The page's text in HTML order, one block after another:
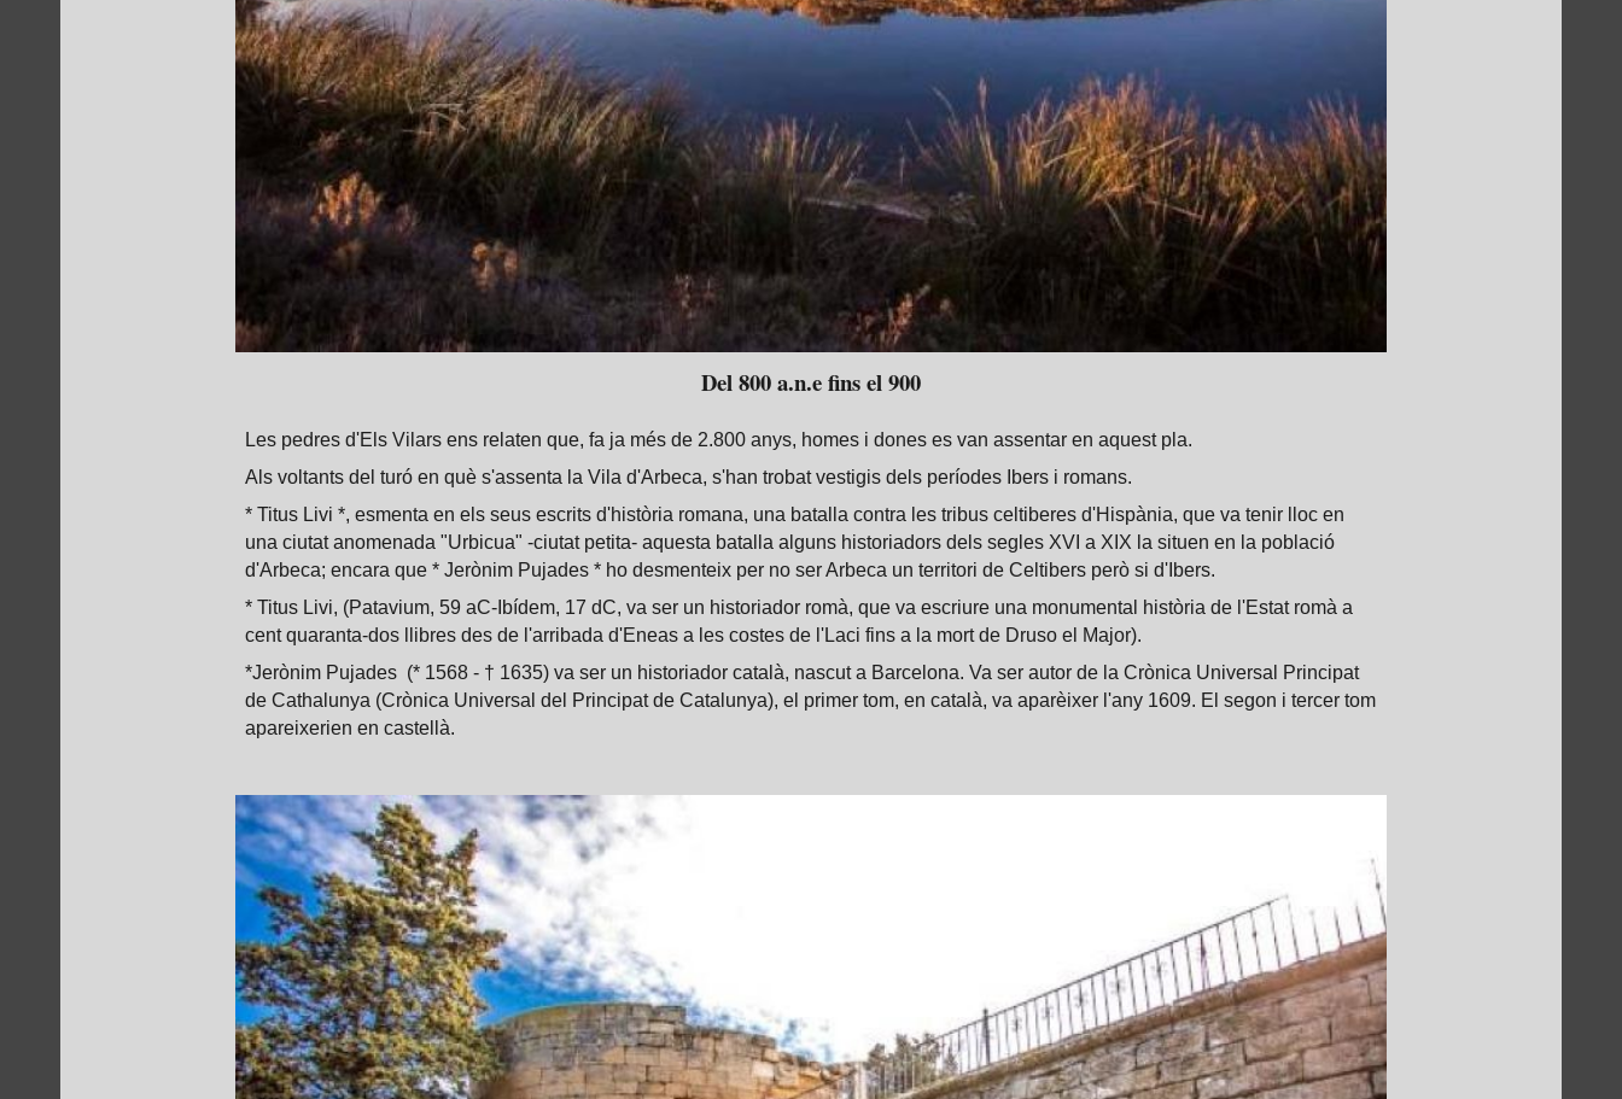
Del 800 a.n.e fins el 900
Les pedres d'Els Vilars ens relaten que, fa ja més de 2.800 anys, homes i dones es van assentar en aquest pla.
Als voltants del turó en què s'assenta la Vila d'Arbeca, s'han trobat vestigis dels períodes Ibers i romans.
* Titus Livi *, esmenta en els seus escrits d'història romana, una batalla contra les tribus celtiberes d'Hispània, que va tenir lloc en
una ciutat anomenada "Urbicua" -ciutat petita- aquesta batalla alguns historiadors dels segles XVI a XIX la situen en la població
d'Arbeca; encara que * Jerònim Pujades * ho desmenteix per no ser Arbeca un territori de Celtibers però si d'Ibers.
* Titus Livi, (Patavium, 59 aC-Ibídem, 17 dC, va ser un historiador romà, que va escriure una monumental història de l'Estat romà a
cent quaranta-dos llibres des de l'arribada d'Eneas a les costes de l'Laci fins a la mort de Druso el Major).
*Jerònim Pujades (* 1568 - † 1635) va ser un historiador català, nascut a Barcelona. Va ser autor de la Crònica Universal Principat
de Cathalunya (Crònica Universal del Principat de Catalunya), el primer tom, en català, va aparèixer l'any 1609. El segon i tercer tom
apareixerien en castellà.